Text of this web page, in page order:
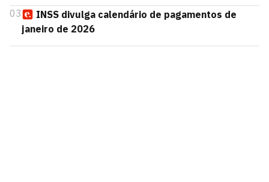
03
INSS divulga calendário de pagamentos de
janeiro de 2026